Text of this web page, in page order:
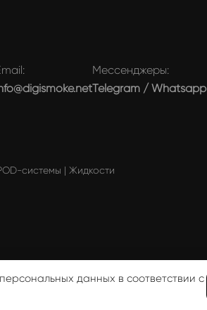
Мессенджеры:
Telegram / Whatsapp
системы | Жидкости
данных в соответствии с